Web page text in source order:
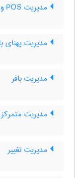
مدیریت POS و ATM
مدیریت پهنای
مدیریت بافر
مدیریت متمرکز
مدیریت تغییر